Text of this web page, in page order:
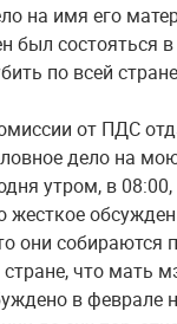
на имя его
состояться
по всей
от ПДС
дело на
утром, в
жесткое
они собираются
что мать
в